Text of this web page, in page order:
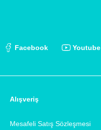
Facebook Youtube
Alışveriş
Mesafeli Satış Sözleşmesi